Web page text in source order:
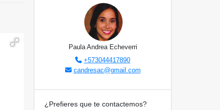
Paula Andrea Echeverri
+573044417890
candresac@gmail.com
¿Prefieres que te contactemos?